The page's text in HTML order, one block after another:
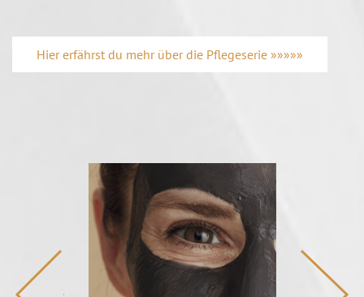
Hier erfährst du mehr über die Pflegeserie »»»»»